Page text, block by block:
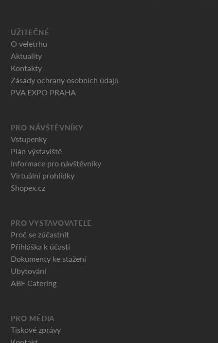
UŽITEČNÉ
O veletrhu
Aktuality
Kontakty
Zásady ochrany osobních údajů
PVA EXPO PRAHA
PRO NÁVŠTĚVNÍKY
Vstupenky
Plán výstaviště
Informace pro návštěvníky
Virtuální prohlídky
Shopex.cz
PRO VYSTAVOVATELE
Proč se zúčastnit
Přihláška k účasti
Dokumenty ke stažení
Ubytování
ABF Catering
PRO MÉDIA
Tiskové zprávy